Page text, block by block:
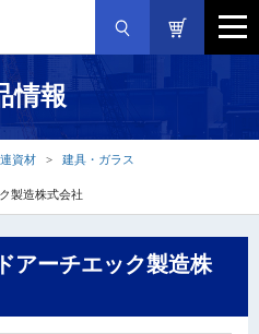
情報
資材
建具・ガラス
製造株式会社
アーチエック製造株